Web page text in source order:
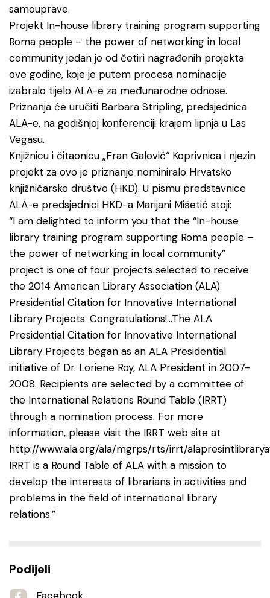
samouprave.
Projekt In-house library training program supporting
Roma people – the power of networking in local
community jedan je od četiri nagrađenih projekta
ove godine, koje je putem procesa nominacije
izabralo tijelo ALA-e za međunarodne odnose.
Priznanja će uručiti Barbara Stripling, predsjednica
ALA-e, na godišnjoj konferenciji krajem lipnja u Las
Vegasu.
Knjižnicu i čitaonicu „Fran Galović“ Koprivnica i njezin
projekt za ovo je priznanje nominiralo Hrvatsko
knjižničarsko društvo (HKD). U pismu predstavnice
ALA-e predsjednici HKD-a Marijani Mišetić stoji:
“I am delighted to inform you that the “In-house
library training program supporting Roma people –
the power of networking in local community”
project is one of four projects selected to receive
the 2014 American Library Association (ALA)
Presidential Citation for Innovative International
Library Projects. Congratulations!…The ALA
Presidential Citation for Innovative International
Library Projects began as an ALA Presidential
initiative of Dr. Loriene Roy, ALA President in 2007-
2008. Recipients are selected by a committee of
the International Relations Round Table (IRRT)
through a nomination process. For more
information, please visit the IRRT web site at
http://www.ala.org/ala/mgrps/rts/irrt/
IRRT is a Round Table of ALA with a mission to
develop the interests of librarians in activities and
problems in the field of international library
relations.”
Podijeli